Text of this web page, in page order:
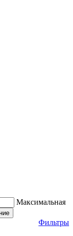
Максимальная
Фильтры